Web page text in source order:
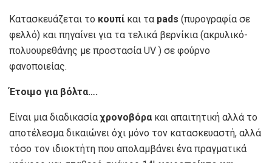
Κατασκευάζεται το κουπί και τα pads (πυρογραφία σε
φελλό) και πηγαίνει για τα τελικά βερνίκια (ακρυλικό-
πολυουρεθάνης με προστασία UV ) σε φούρνο
φανοποιείας.
Έτοιμο για βόλτα….
Είναι μια διαδικασίαχρονοβόρα και απαιτητική αλλά το
αποτέλεσμα δικαιώνει όχι μόνο τον κατασκευαστή, αλλά
τόσο τον ιδιοκτήτη που απολαμβάνει ένα πραγματικά